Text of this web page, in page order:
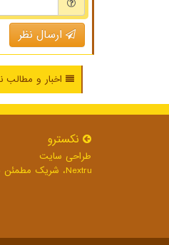
ارسال نظر
اخبار و مطالب
نكسترو
طراحی سایت
Nextru، شریک مطمئن شما در طراحی سایت و توسعه نرم افزارهای تحت وب برای رشد بی وقفه کسب و کار